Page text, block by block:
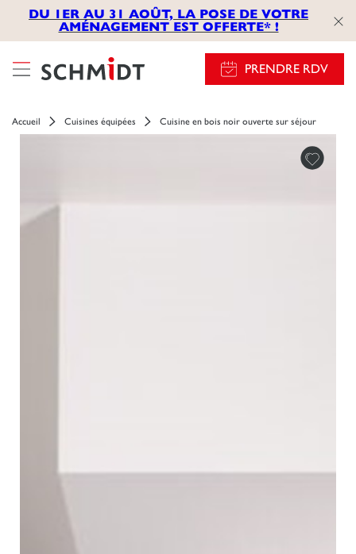
DU 1ER AU 31 AOÛT, LA POSE DE VOTRE
AMÉNAGEMENT EST OFFERTE* !
PRENDRE RDV
Accueil Cuisines équipées Cuisine en bois noir ouverte sur séjour